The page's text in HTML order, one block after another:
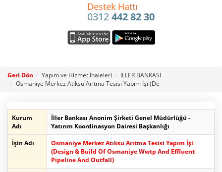
Destek Hattı
0312442 82 30
Geri Dön Yapım ve Hizmet İhaleleri
İLLER BANKASI
Osmaniye Merkez Atıksu Arıtma Tesisi Yapım İşi (De
Kurum
Adı
İller Bankası Anonim Şirketi Genel Müdürlüğü -
Yatırım Koordinasyon Dairesi Başkanlığı
İşin Adı
Osmaniye Merkez Atıksu Arıtma Tesisi Yapım İşi
(Design & Build Of Osmaniye Wwtp And Effluent
Pipeline And Outfall)